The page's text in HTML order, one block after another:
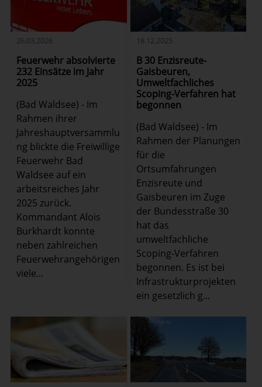
26.03.2026
Feuerwehr absolvierte
232 Einsätze im Jahr
2025
(Bad Waldsee) - Im
Rahmen ihrer
Jahreshauptversammlu
ng blickte die Freiwillige
Feuerwehr Bad
Waldsee auf ein
arbeitsreiches Jahr
2025 zurück.
Kommandant Alois
Burkhardt konnte
neben zahlreichen
Feuerwehrangehörigen
viele...
18.12.2025
B 30 Enzisreute-
Gaisbeuren,
Umweltfachliches
Scoping-Verfahren hat
begonnen
(Bad Waldsee) - Im
Rahmen der Planungen
für die
Ortsumfahrungen
Enzisreute und
Gaisbeuren im Zuge
der Bundesstraße 30
hat das
umweltfachliche
Scoping-Verfahren
begonnen. Es ist bei
Infrastrukturprojekten
ein gesetzlich g...